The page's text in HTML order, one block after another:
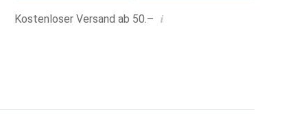
Kostenloser Versand ab 50.– i